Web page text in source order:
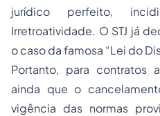
jurídico perfeito,
Irretroatividade. O STJ já
o caso da famosa “Lei do
Portanto, para contratos
ainda que o
vigência das normas